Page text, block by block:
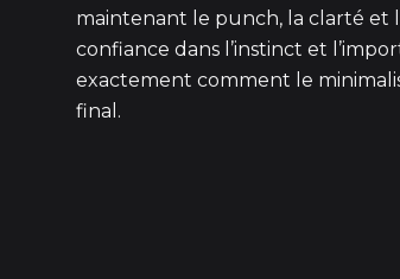
maintenant le punch, la clarté et
confiance dans l’instinct et
exactement comment le
final.